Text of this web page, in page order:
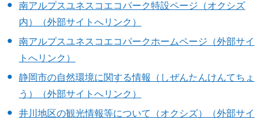
南アルプスユネスコエコパーク特設ページ（オクシズ
内）（外部サイトへリンク）
南アルプスユネスコエコパークホームページ（外部サイ
トへリンク）
静岡市の自然環境に関する情報（しぜんたんけんてちょ
う）（外部サイトへリンク）
井川地区の観光情報等について（オクシズ）（外部サイ